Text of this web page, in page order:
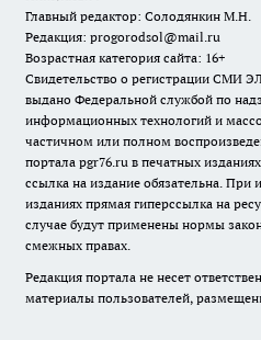
Главный редактор: Солодянкин М.Н.
Редакция: progorodsol@mail.ru
Возрастная категория сайта: 16+
Свидетельство о регистрации СМИ
выдано Федеральной службой по
информационных технологий и
частичном или полном
портала pgr76.ru в печатных
ссылка на издание обязательна. При
изданиях прямая гиперссылка на
случае будут применены нормы
смежных правах.
Редакция портала не несет
материалы пользователей,